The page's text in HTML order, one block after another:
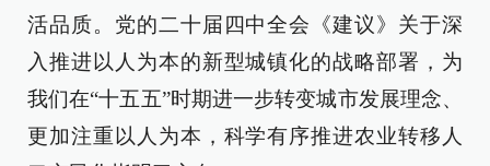
活品质。党的二十届四中全会《建议》关于深
入推进以人为本的新型城镇化的战略部署，为
我们在“十五五”时期进一步转变城市发展理念、
更加注重以人为本，科学有序推进农业转移人